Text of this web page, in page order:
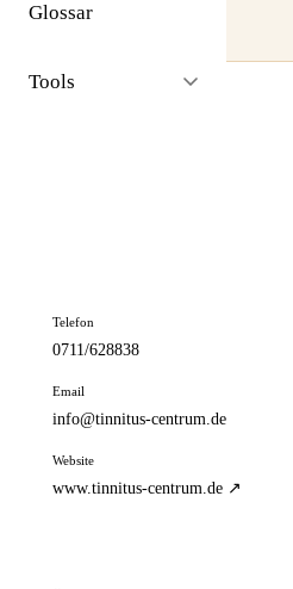
Glossar
Tools
Profil beanspruchen →
Telefon
0711/628838
Email
info@tinnitus-centrum.de
Website
www.tinnitus-centrum.de ↗